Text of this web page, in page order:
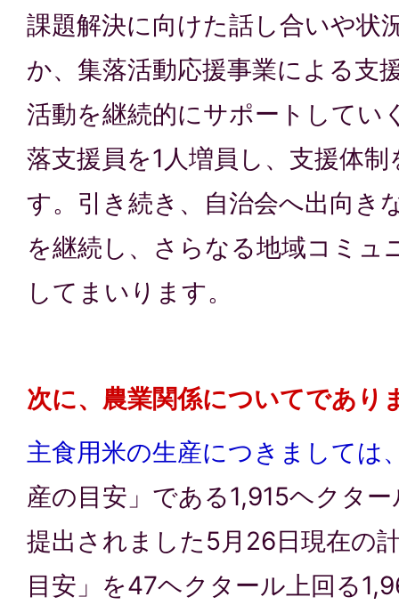
課題解決に向けた話し合いや状
か、集落活動応援事業による支
活動を継続的にサポートしてい
落支援員を1人増員し、支援体
す。引き続き、自治会へ出向き
を継続し、さらなる地域コミュ
してまいります。
次に、農業関係についてであり
主食用米の生産につきましては
産の目安」である1,915ヘクタ
提出されました5月26日現在の
目安」を47ヘクタール上回る